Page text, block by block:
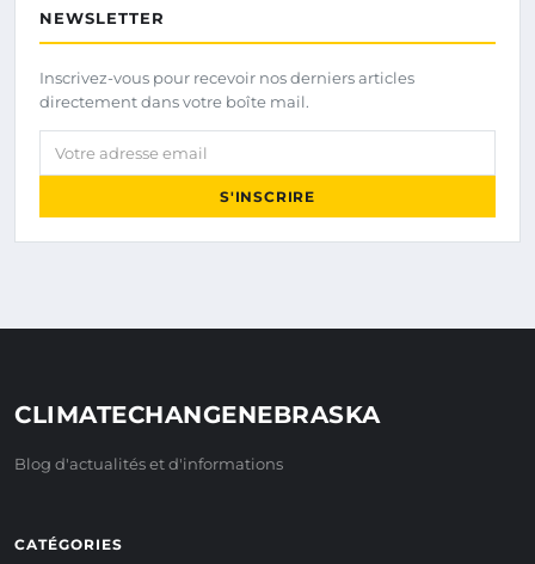
NEWSLETTER
Inscrivez-vous pour recevoir nos derniers articles
directement dans votre boîte mail.
Votre adresse email
S'INSCRIRE
CLIMATECHANGENEBRASKA
Blog d'actualités et d'informations
CATÉGORIES